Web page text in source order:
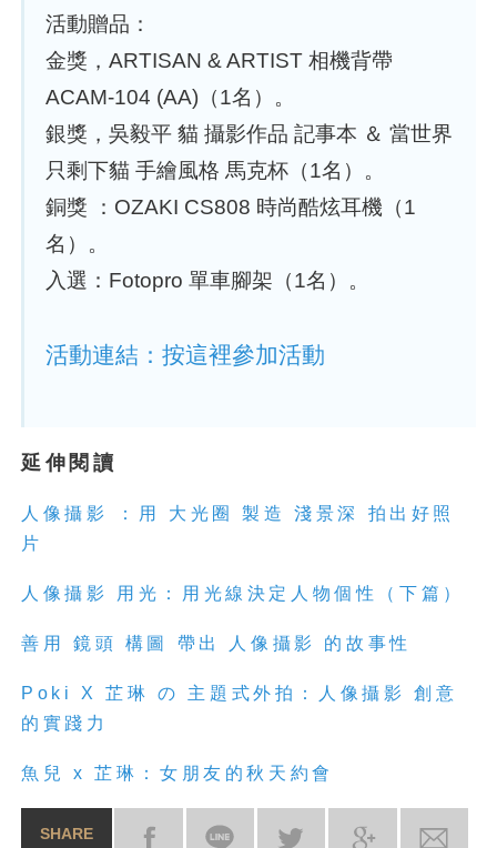
活動贈品：
金獎，ARTISAN & ARTIST 相機背帶
ACAM-104 (AA)（1名）。
銀獎，吳毅平 貓 攝影作品 記事本 ＆ 當世界
只剩下貓 手繪風格 馬克杯（1名）。
銅獎 ：OZAKI CS808 時尚酷炫耳機（1
名）。
入選：Fotopro 單車腳架（1名）。
活動連結：按這裡參加活動
延伸閱讀
人 像攝影
：用 大光圈 製造 淺景深 拍出好照
片
人 像攝影 用光：用光線決定 人 物個性（下篇）
善用 鏡頭 構圖 帶出 人 像 攝影 的故事性
Poki X 芷琳 の 主題式外拍： 人 像攝 影
創意
的實踐力
魚兒 x 芷琳：女朋友的秋天約會
SHARE